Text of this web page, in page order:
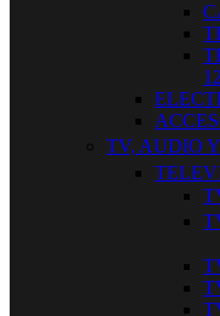
TV, AUDIO